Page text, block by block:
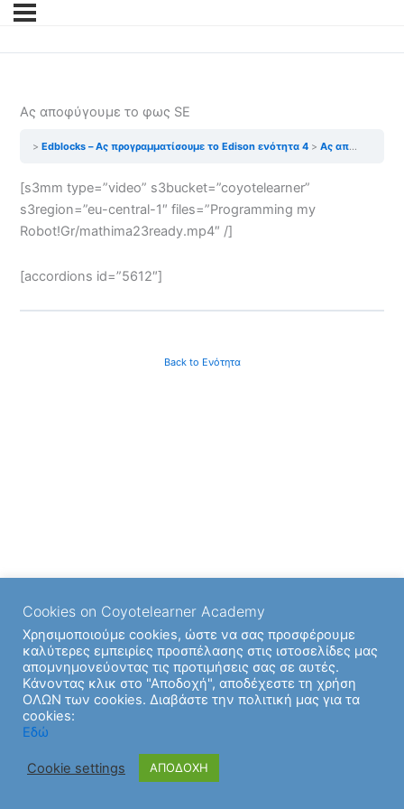
Ας αποφύγουμε το φως SE
Edblocks – Ας προγραμματίσουμε το Edison ενότητα 4 Ας αποφύγουμε το φως SE
[s3mm type=”video” s3bucket=”coyotelearner”
s3region=”eu-central-1″ files=”Programming my
Robot!Gr/mathima23ready.mp4″ /]
[accordions id=”5612″]
Back to Ενότητα
Cookies on Coyotelearner Academy
Χρησιμοποιούμε cookies, ώστε να σας προσφέρουμε
καλύτερες εμπειρίες προσπέλασης στις ιστοσελίδες μας
απομνημονεύοντας τις προτιμήσεις σας σε αυτές.
Κάνοντας κλικ στο "Αποδοχή", αποδέχεστε τη χρήση
ΟΛΩΝ των cookies. Διαβάστε την πολιτική μας για τα
cookies:
Εδώ
Cookie settings ΑΠΟΔΟΧΗ